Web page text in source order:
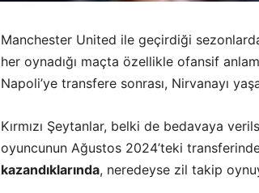
Manchester United ile geçirdiği
her oynadığı maçta özellikle ofansif
Napoli’ye transfere sonrası, Nirvanayı
Kırmızı Şeytanlar, belki de bedavaya
oyuncunun Ağustos 2024’teki
kazandıklarında, neredeyse zil takip